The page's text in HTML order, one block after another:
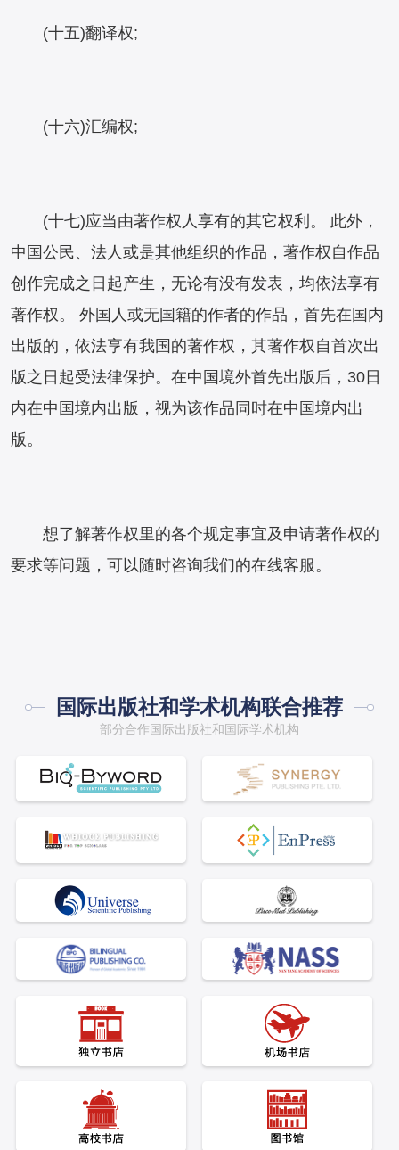
(十五)翻译权;
(十六)汇编权;
(十七)应当由著作权人享有的其它权利。 此外，
中国公民、法人或是其他组织的作品，著作权自作品
创作完成之日起产生，无论有没有发表，均依法享有
著作权。 外国人或无国籍的作者的作品，首先在国内
出版的，依法享有我国的著作权，其著作权自首次出
版之日起受法律保护。在中国境外首先出版后，30日
内在中国境内出版，视为该作品同时在中国境内出
版。
想了解著作权里的各个规定事宜及申请著作权的
要求等问题，可以随时咨询我们的在线客服。
国际出版社和学术机构联合推荐
部分合作国际出版社和国际学术机构